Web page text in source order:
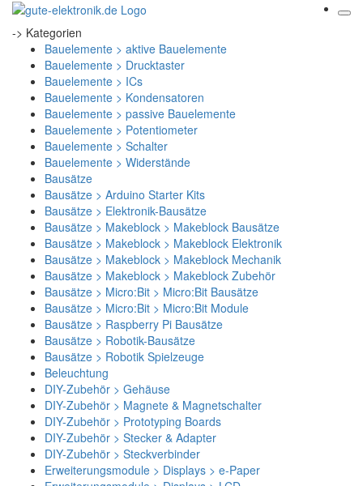
-> Kategorien
Bauelemente > aktive Bauelemente
Bauelemente > Drucktaster
Bauelemente > ICs
Bauelemente > Kondensatoren
Bauelemente > passive Bauelemente
Bauelemente > Potentiometer
Bauelemente > Schalter
Bauelemente > Widerstände
Bausätze
Bausätze > Arduino Starter Kits
Bausätze > Elektronik-Bausätze
Bausätze > Makeblock > Makeblock Bausätze
Bausätze > Makeblock > Makeblock Elektronik
Bausätze > Makeblock > Makeblock Mechanik
Bausätze > Makeblock > Makeblock Zubehör
Bausätze > Micro:Bit > Micro:Bit Bausätze
Bausätze > Micro:Bit > Micro:Bit Module
Bausätze > Raspberry Pi Bausätze
Bausätze > Robotik-Bausätze
Bausätze > Robotik Spielzeuge
Beleuchtung
DIY-Zubehör > Gehäuse
DIY-Zubehör > Magnete & Magnetschalter
DIY-Zubehör > Prototyping Boards
DIY-Zubehör > Stecker & Adapter
DIY-Zubehör > Steckverbinder
Erweiterungsmodule > Displays > e-Paper